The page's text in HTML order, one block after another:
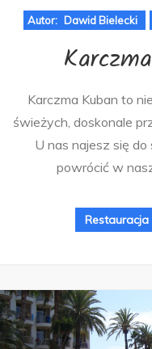
Autor: Dawid Bielecki
Karczma Kuban to
świeżych, doskonale
U nas najesz się
powrócić w